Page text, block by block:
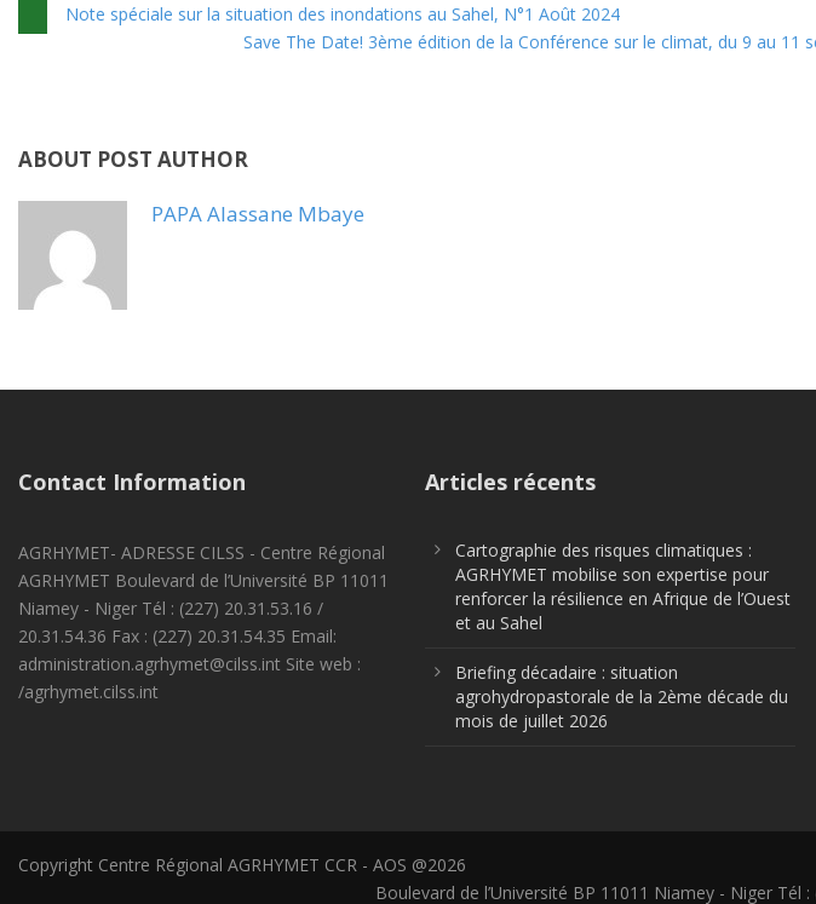
Note spéciale sur la situation des inondations au Sahel, N°1 Août 2024
Save The Date! 3ème édition de la Conférence sur le climat, du 9 au 11
ABOUT POST AUTHOR
PAPA Alassane Mbaye
Contact Information
AGRHYMET- ADRESSE CILSS - Centre Régional
AGRHYMET Boulevard de l’Université BP 11011
Niamey - Niger Tél : (227) 20.31.53.16 /
20.31.54.36 Fax : (227) 20.31.54.35 Email:
administration.agrhymet@cilss.int Site web :
/agrhymet.cilss.int
Articles récents
Cartographie des risques climatiques :
AGRHYMET mobilise son expertise pour
renforcer la résilience en Afrique de l’Ouest
et au Sahel
Briefing décadaire : situation
agrohydropastorale de la 2ème décade du
mois de juillet 2026
Copyright Centre Régional AGRHYMET CCR - AOS @2026
Boulevard de l’Université BP 11011 Niamey - Niger